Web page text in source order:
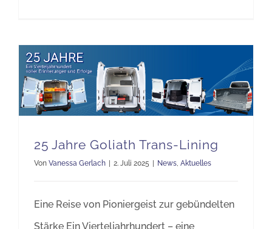
25 Jahre Goliath Trans-Lining
Von Vanessa Gerlach | 2. Juli 2025 | News Aktuelles
Eine Reise von Pioniergeist zur gebündelten
Stärke Ein Vierteljahrhundert – eine